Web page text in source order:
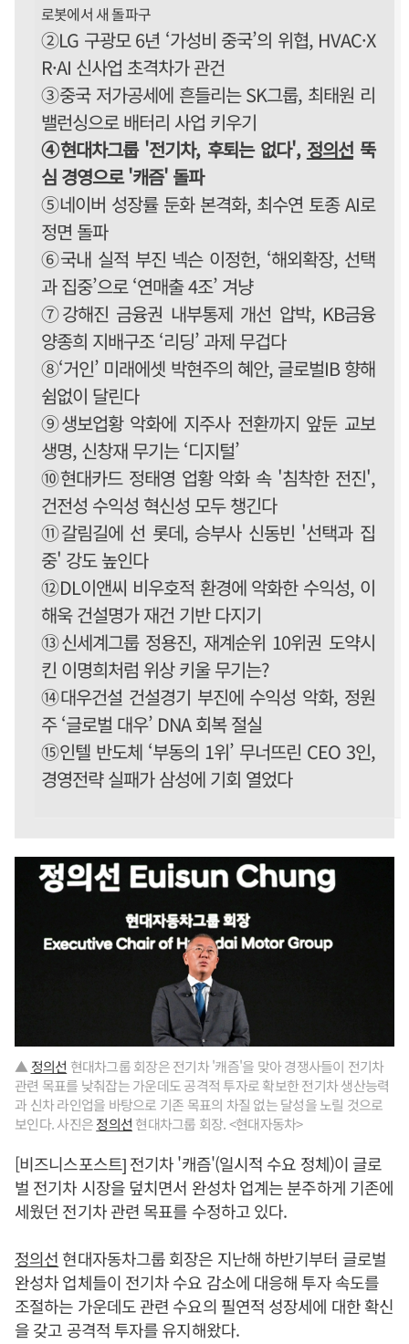
로봇에서 새 돌파구
②LG 구광모 6년 ‘가성비 중국’의 위협, HVAC·X
R·AI 신사업 초격차가 관건
③중국 저가공세에 흔들리는 SK그룹, 최태원 리
밸런싱으로 배터리 사업 키우기
④현대차그룹 '전기차, 후퇴는 없다', 정의선뚝
심 경영으로 '캐즘' 돌파
⑤네이버 성장률 둔화 본격화, 최수연 토종 AI로
정면 돌파
⑥국내 실적 부진 넥슨 이정헌, ‘해외확장, 선택
과 집중’으로 ‘연매출 4조’ 겨냥
⑦강해진 금융권 내부통제 개선 압박, KB금융
양종희 지배구조 ‘리딩’ 과제 무겁다
⑧‘거인’ 미래에셋 박현주의 혜안, 글로벌IB 향해
쉼없이 달린다
⑨생보업황 악화에 지주사 전환까지 앞둔 교보
생명, 신창재 무기는 ‘디지털’
⑩현대카드 정태영 업황 악화 속 '침착한 전진',
건전성 수익성 혁신성 모두 챙긴다
⑪갈림길에 선 롯데, 승부사 신동빈 '선택과 집
중' 강도 높인다
⑫DL이앤씨 비우호적 환경에 악화한 수익성, 이
해욱 건설명가 재건 기반 다지기
⑬신세계그룹 정용진, 재계순위 10위권 도약시
킨 이명희처럼 위상 키울 무기는?
⑭대우건설 건설경기 부진에 수익성 악화, 정원
주 ‘글로벌 대우’ DNA 회복 절실
⑮인텔 반도체 ‘부동의 1위’ 무너뜨린 CEO 3인,
경영전략 실패가 삼성에 기회 열었다
▲ 정의선 현대차그룹 회장은 전기차 '캐즘'을 맞아 경쟁사들이 전기차
관련 목표를 낮춰잡는 가운데도 공격적 투자로 확보한 전기차 생산능력
과 신차 라인업을 바탕으로 기존 목표의 차질 없는 달성을 노릴 것으로
보인다. 사진은정의선 현대차그룹 회장. <현대자동차>
[비즈니스포스트] 전기차 '캐즘'(일시적 수요 정체)이 글로
벌 전기차 시장을 덮치면서 완성차 업계는 분주하게 기존에
세웠던 전기차 관련 목표를 수정하고 있다.
정의선 현대자동차그룹 회장은 지난해 하반기부터 글로벌
완성차 업체들이 전기차 수요 감소에 대응해 투자 속도를
조절하는 가운데도 관련 수요의 필연적 성장세에 대한 확신
을 갖고 공격적 투자를 유지해왔다.